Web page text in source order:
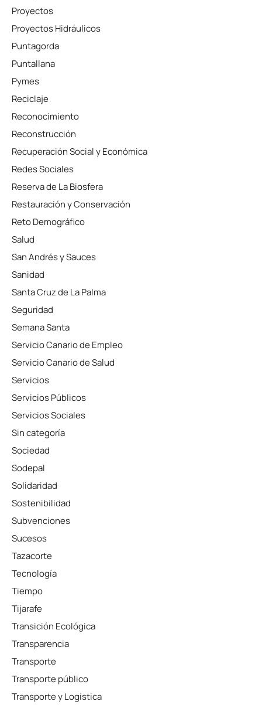
Proyectos
Proyectos Hidráulicos
Puntagorda
Puntallana
Pymes
Reciclaje
Reconocimiento
Reconstrucción
Recuperación Social y Económica
Redes Sociales
Reserva de La Biosfera
Restauración y Conservación
Reto Demográfico
Salud
San Andrés y Sauces
Sanidad
Santa Cruz de La Palma
Seguridad
Semana Santa
Servicio Canario de Empleo
Servicio Canario de Salud
Servicios
Servicios Públicos
Servicios Sociales
Sin categoría
Sociedad
Sodepal
Solidaridad
Sostenibilidad
Subvenciones
Sucesos
Tazacorte
Tecnología
Tiempo
Tijarafe
Transición Ecológica
Transparencia
Transporte
Transporte público
Transporte y Logística